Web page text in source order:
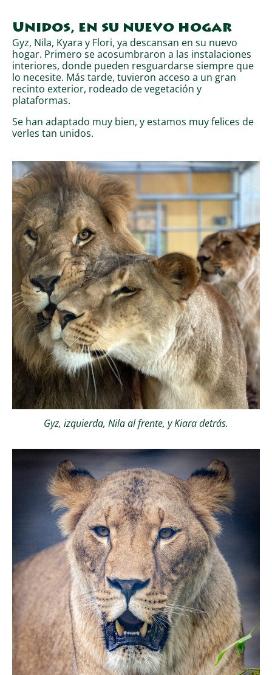
Unidos, en su nuevo hogar
Gyz, Nila, Kyara y Flori, ya descansan en su nuevo
hogar. Primero se acosumbraron a las instalaciones
interiores, donde pueden resguardarse siempre que
lo necesite. Más tarde, tuvieron acceso a un gran
recinto exterior, rodeado de vegetación y
plataformas.
Se han adaptado muy bien, y estamos muy felices de
verles tan unidos.
Gyz, izquierda, Nila al frente, y Kiara detrás.